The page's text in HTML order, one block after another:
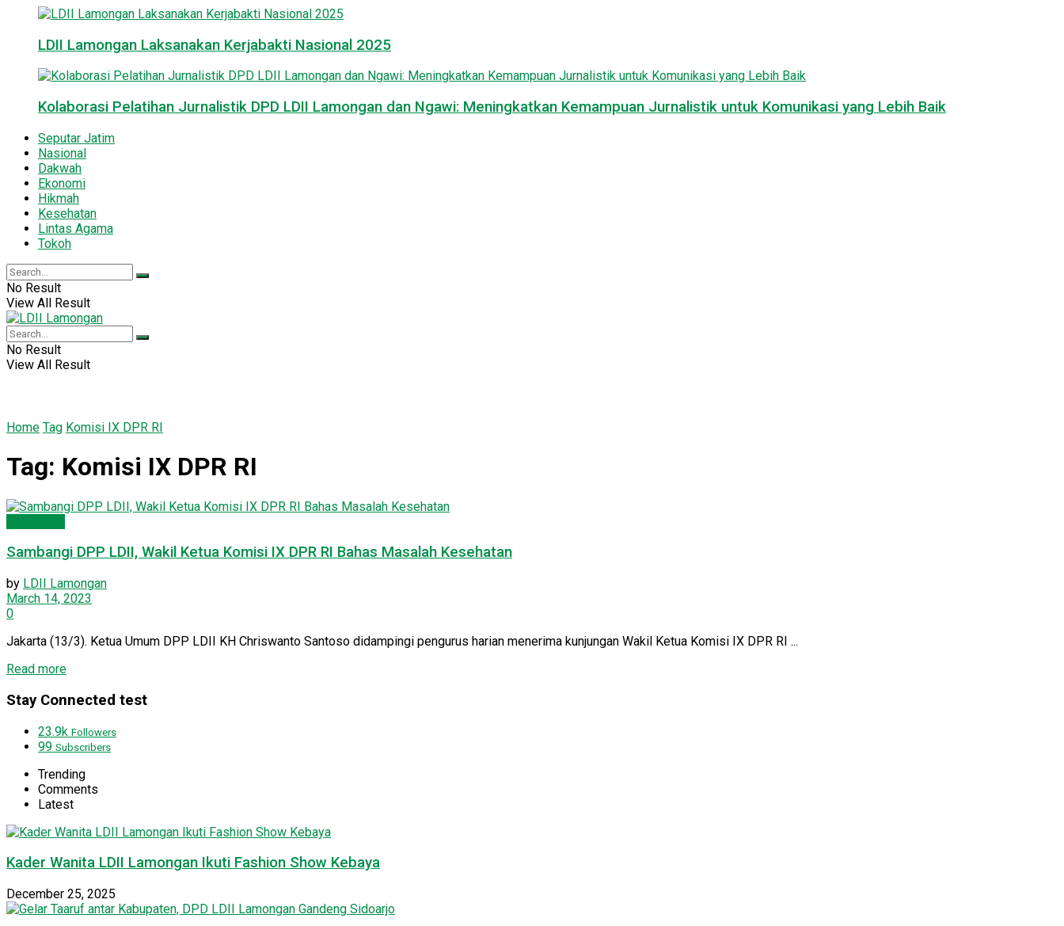
LDII Lamongan Laksanakan Kerjabakti Nasional 2025
Kolaborasi Pelatihan Jurnalistik DPD LDII Lamongan dan Ngawi: Meningkatkan Kemampuan Jurnalistik untuk Komunikasi yang Lebih Baik
Seputar Jatim
Nasional
Dakwah
Ekonomi
Hikmah
Kesehatan
Lintas Agama
Tokoh
No Result
View All Result
No Result
View All Result
Home Tag Komisi IX DPR RI
Tag: Komisi IX DPR RI
Sambangi DPP LDII, Wakil Ketua Komisi IX DPR RI Bahas Masalah Kesehatan
by LDII Lamongan
March 14, 2023
0
Jakarta (13/3). Ketua Umum DPP LDII KH Chriswanto Santoso didampingi pengurus harian menerima kunjungan Wakil Ketua Komisi IX DPR RI ...
Read moreDetails
Stay Connected test
23.9k Followers
99 Subscribers
Trending
Comments
Latest
Kader Wanita LDII Lamongan Ikuti Fashion Show Kebaya
December 25, 2025